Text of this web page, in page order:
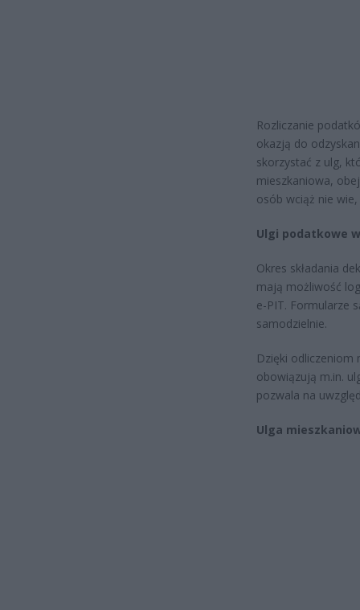
Rozliczanie
okazją do
skorzystać z ulg,
mieszkaniowa,
osób wciąż nie
Ulgi podatkowe
Okres składania
mają możliwość
e-PIT. Formularze
samodzielnie.
Dzięki odliczeniom
obowiązują m.in.
pozwala na
Ulga